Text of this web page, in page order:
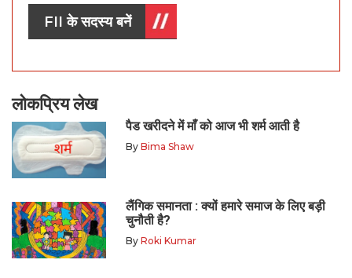
FII के सदस्य बनें
लोकप्रिय लेख
पैड खरीदने में माँ को आज भी शर्म आती है
By Bima Shaw
लैंगिक समानता : क्यों हमारे समाज के लिए बड़ी
चुनौती है?
By Roki Kumar